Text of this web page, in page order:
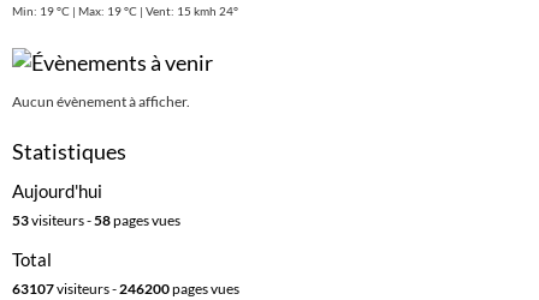
Min: 19 °C | Max: 19 °C | Vent: 15 kmh 24°
Aucun évènement à afficher.
Statistiques
Aujourd'hui
53visiteurs -58pages vues
Total
63107visiteurs -246200pages vues